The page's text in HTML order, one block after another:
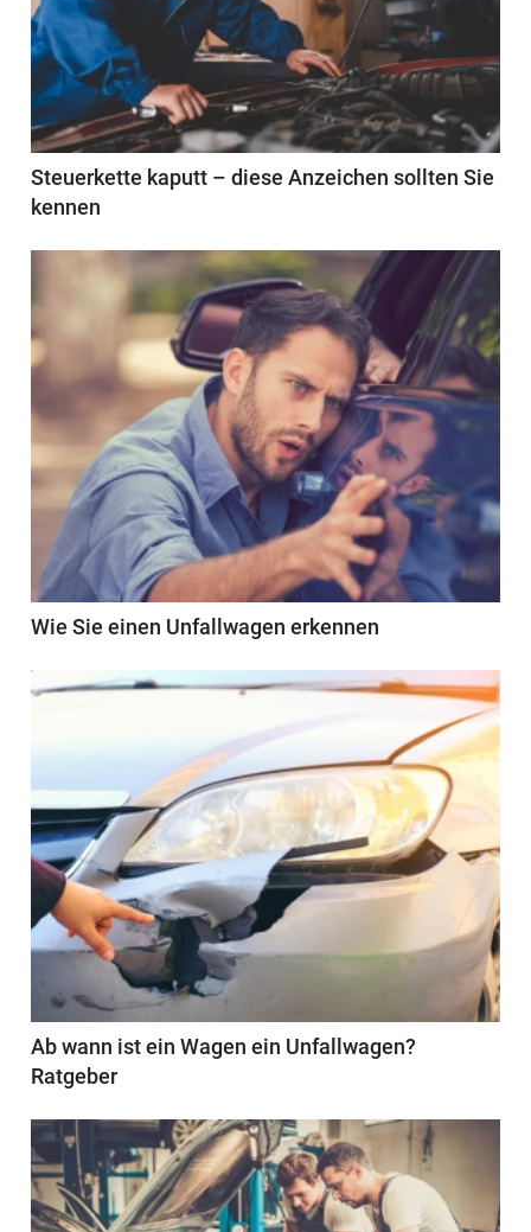
Steuerkette kaputt – diese Anzeichen sollten Sie
kennen
Wie Sie einen Unfallwagen erkennen
Ab wann ist ein Wagen ein Unfallwagen?
Ratgeber